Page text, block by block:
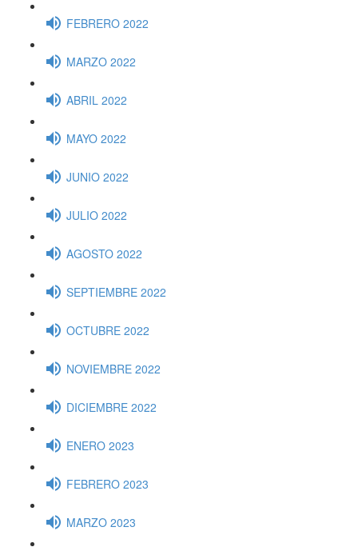
FEBRERO 2022
MARZO 2022
ABRIL 2022
MAYO 2022
JUNIO 2022
JULIO 2022
AGOSTO 2022
SEPTIEMBRE 2022
OCTUBRE 2022
NOVIEMBRE 2022
DICIEMBRE 2022
ENERO 2023
FEBRERO 2023
MARZO 2023